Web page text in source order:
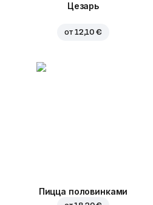
Цезарь
от 12,10 €
Пицца половинками